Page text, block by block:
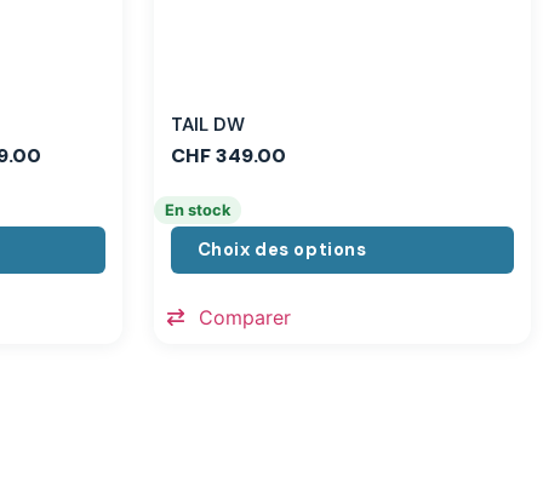
TAIL DW
CHF349.00
En stock
Choix des options
Comparer